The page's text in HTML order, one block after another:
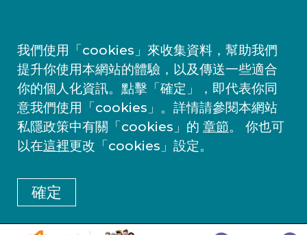
我們使用「cookies」來收集資料，幫助我們
提升你使用本網站的體驗，以及傳送一些適合
你的個人化資訊。點擊「確定」，即代表你同
意我們使用「cookies」。詳情請參閱本網站
私隱政策中有關「cookies」的 章節。 你也可
以在這裡更改「cookies」設定。
確定